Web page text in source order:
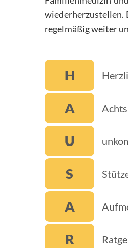
N
H
M
M
N
S
wiederherzustellen.
regelmäßig weiter
H
A
U
S
A
R